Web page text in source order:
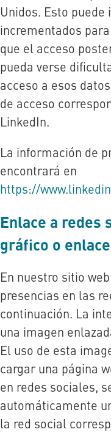
Unidos. Esto
incrementados
que el acceso
pueda verse
acceso a esos
de acceso
LinkedIn.
La información de
encontrará en
https://
Enlace a redes
gráfico o
En nuestro sitio
presencias en las
continuación. La
una imagen
El uso de esta
cargar una página
en redes sociales,
automáticamente
la red social